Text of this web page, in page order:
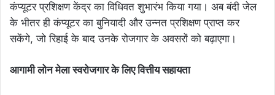
कंप्यूटर प्रशिक्षण केंद्र का विधिवत शुभारंभ किया गया। अब बंदी जेल
के भीतर ही कंप्यूटर का बुनियादी और उन्नत प्रशिक्षण प्राप्त कर
सकेंगे, जो रिहाई के बाद उनके रोजगार के अवसरों को बढ़ाएगा।
आगामी लोन मेला स्वरोजगार के लिए वित्तीय सहायता